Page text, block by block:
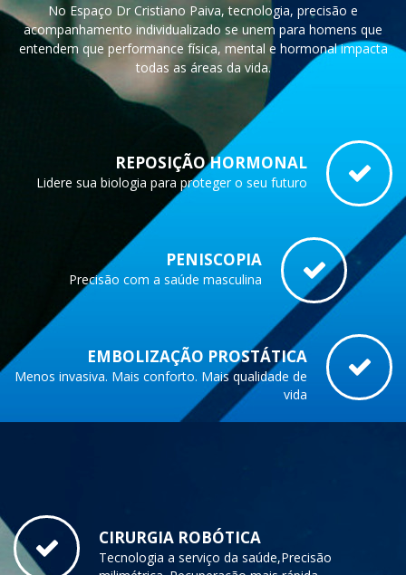
No Espaço Dr Cristiano Paiva, tecnologia, precisão e
acompanhamento individualizado se unem para homens que
entendem que performance física, mental e hormonal impacta
todas as áreas da vida.
REPOSIÇÃO HORMONAL
Lidere sua biologia para proteger o seu futuro
PENISCOPIA
Precisão com a saúde masculina
EMBOLIZAÇÃO PROSTÁTICA
Menos invasiva. Mais conforto. Mais qualidade de
vida
CIRURGIA ROBÓTICA
Tecnologia a serviço da saúde,Precisão